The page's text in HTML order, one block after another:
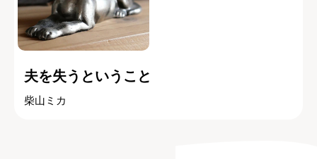
夫を失うということ
柴山ミカ